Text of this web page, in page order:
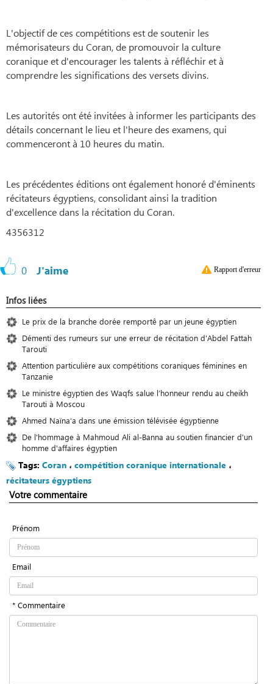
L'objectif de ces compétitions est de soutenir les
mémorisateurs du Coran, de promouvoir la culture
coranique et d'encourager les talents à réfléchir et à
comprendre les significations des versets divins.
Les autorités ont été invitées à informer les participants des
détails concernant le lieu et l'heure des examens, qui
commenceront à 10 heures du matin.
Les précédentes éditions ont également honoré d'éminents
récitateurs égyptiens, consolidant ainsi la tradition
d'excellence dans la récitation du Coran.
4356312
0 J'aime Rapport d'erreur
Infos liées
Le prix de la branche dorée remportê par un jeune égyptien
Démenti des rumeurs sur une erreur de récitation d'Abdel Fattah
Tarouti
Attention particulière aux compétitions coraniques féminines en
Tanzanie
Le ministre égyptien des Waqfs salue l’honneur rendu au cheikh
Tarouti à Moscou
Ahmed Naïna‘a dans une émission télévisée égyptienne
De l'hommage à Mahmoud Ali al-Banna au soutien financier d'un
homme d'affaires égyptien
Tags: Coran ، compétition coranique internationale ،
récitateurs égyptiens
Votre commentaire
Prénom
Email
* Commentaire